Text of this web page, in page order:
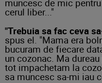
muncesc de mic
cerul liber..."
"Trebuia sa fac ceva
spus el. "Mama era
bucuram de fiecare
un cozonac. Ma
tot impachetam la
sa muncesc sa-mi iau